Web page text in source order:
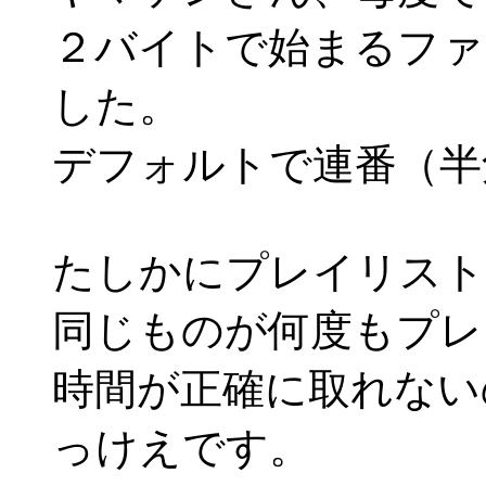
２バイトで始まるフ
した。
デフォルトで連番（
たしかにプレイリス
同じものが何度もプ
時間が正確に取れな
っけえです。